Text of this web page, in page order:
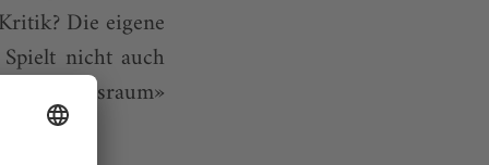
Die eigene
nicht auch